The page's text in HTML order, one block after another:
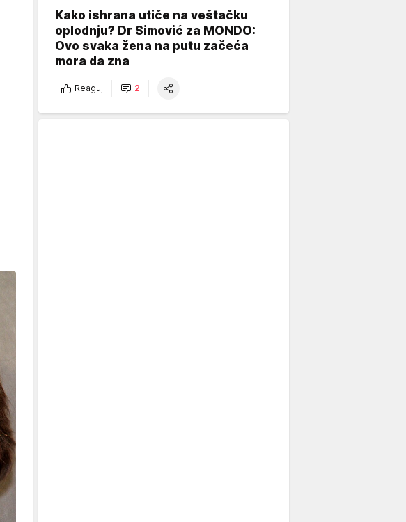
Kako ishrana utiče na veštačku
oplodnju? Dr Simović za MONDO:
Ovo svaka žena na putu začeća
mora da zna
Reaguj 2